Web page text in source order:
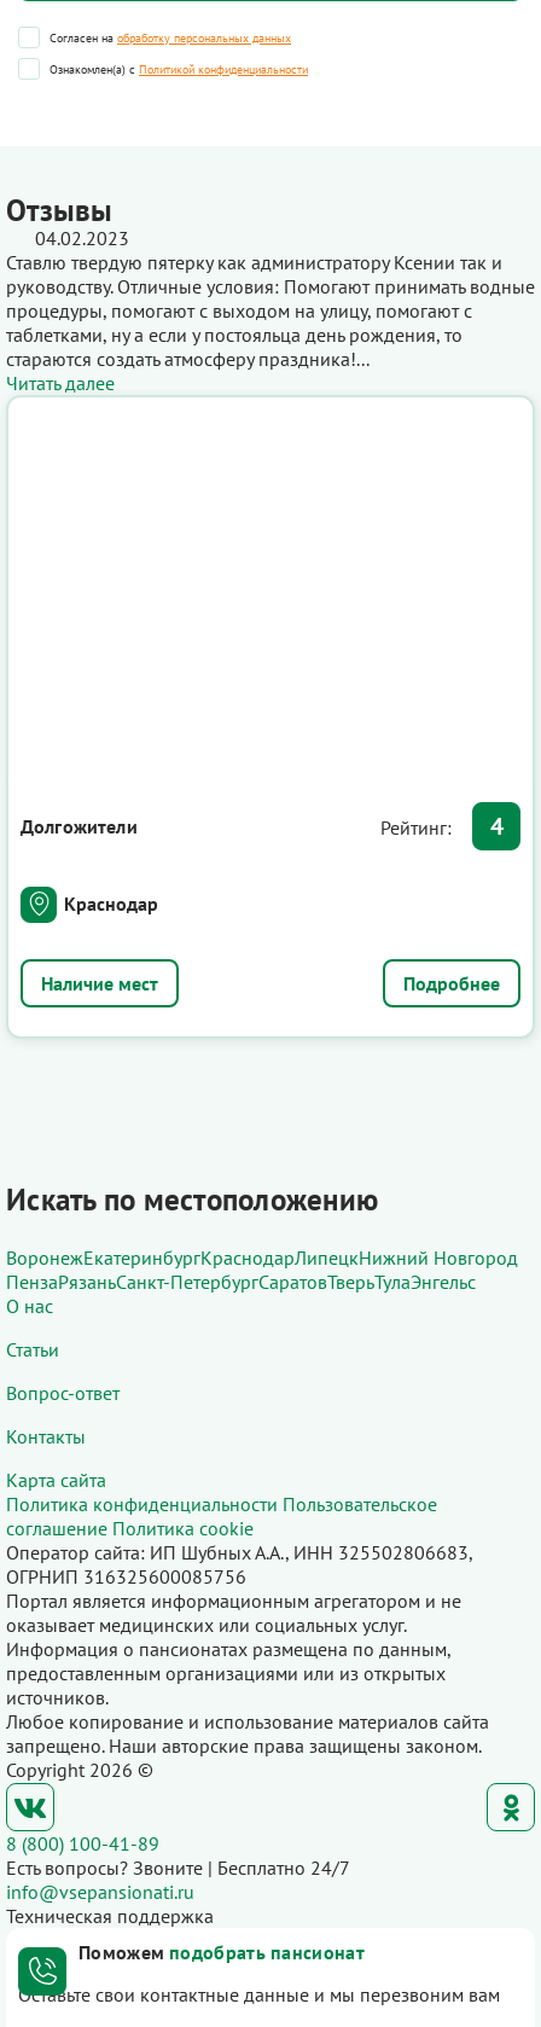
Согласен на обработку персональных данных
Ознакомлен(а) с Политикой конфиденциальности
Отзывы
04.02.2023
Ставлю твердую пятерку как администратору Ксении так и
руководству. Отличные условия: Помогают принимать водные
процедуры, помогают с выходом на улицу, помогают с
таблетками, ну а если у постояльца день рождения, то
стараются создать атмосферу праздника!...
Читать далее
Долгожители Рейтинг: 4
Краснодар
Подробнее
Искать по местоположению
ВоронежЕкатеринбургКраснодарЛипецкНижний Новгород
ПензаРязаньСанкт-ПетербургСаратовТверьТулаЭнгельс
О нас
Статьи
Вопрос-ответ
Контакты
Карта сайта
Политика конфиденциальности Пользовательское
соглашение Политика cookie
Оператор сайта: ИП Шубных А.А., ИНН 325502806683,
ОГРНИП 316325600085756
Портал является информационным агрегатором и не
оказывает медицинских или социальных услуг.
Информация о пансионатах размещена по данным,
предоставленным организациями или из открытых
источников.
Любое копирование и использование материалов сайта
запрещено. Наши авторские права защищены законом.
Copyright 2026 ©
8 (800) 100-41-89
Есть вопросы? Звоните | Бесплатно 24/7
info@vsepansionati.ru
Техническая поддержка
Поможем подобрать пансионат
Оставьте свои контактные данные и мы перезвоним вам